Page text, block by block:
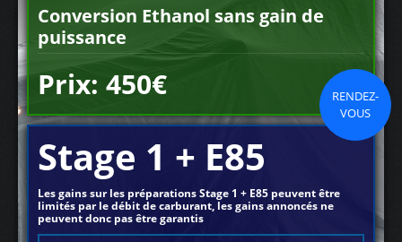
Conversion Ethanol sans gain de
puissance
Prix: 450€
RENDEZ-
VOUS
Stage 1 + E85
Les gains sur les préparations Stage 1 + E85 peuvent être
limités par le débit de carburant, les gains annoncés ne
peuvent donc pas être garantis